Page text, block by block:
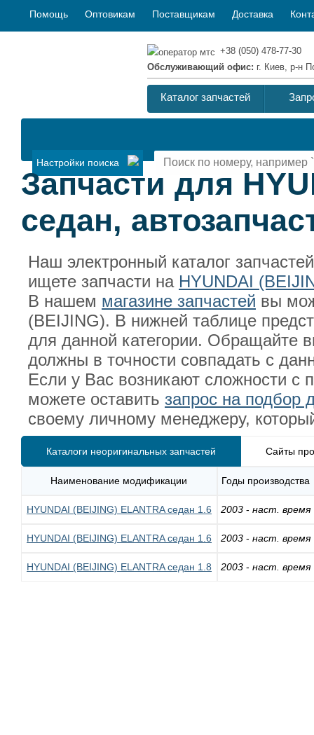
Помощь Оптовикам Поставщикам Доставка
+38 (050) 478-77-30
Обслуживающий офис: г. Киев, р-н
Каталог запчастей
Настройки поиска
Запчасти для
седан,
Наш электронный каталог
ищете запчасти на HYUNDAI
В нашем магазине запчастей вы
(BEIJING). В нижней таблице
для данной категории. Обращайте
должны в точности совпадать с
Если у Вас возникают сложности с
можете оставить запрос на подбор
своему личному менеджеру,
Каталоги неоригинальных запчастей Сайты
Наименование модификации Годы производства
HYUNDAI (BEIJING) ELANTRA седан 1.6 2003 -наст. время
HYUNDAI (BEIJING) ELANTRA седан 1.6 2003 -наст. время
HYUNDAI (BEIJING) ELANTRA седан 1.8 2003 -наст. время